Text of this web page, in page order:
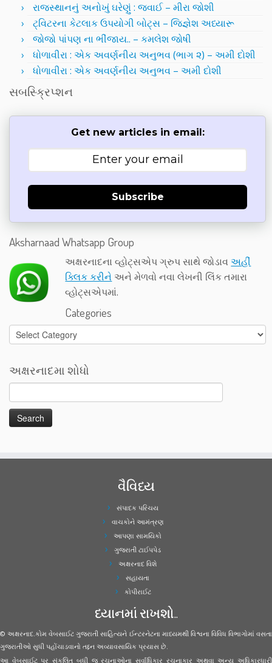
રાજસ્થાનનું અનોખું ઘરેણું : જવાઈ – મીરા જોશી
ટ્વિટરના કેટલાક ઉપયોગી બોટ્સ – જિજ્ઞેશ અધ્યારૂ
જોજો પાંપણ ના ભીંજાય.. – કમલેશ જોષી
ધોળાવીરા : એક અવર્ણનીય અનુભવ (ભાગ ૨) – અમી દોશી
ધોળાવીરા : એક અવર્ણનીય અનુભવ – અમી દોશી
સબસ્ક્રિપ્શન
Get new articles in email:
Subscribe
Aksharnaad Whatsapp Group
અક્ષરનાદના વ્હોટ્સએપ ગ્રુપ સાથે જોડાવઅહીં
ક્લિક કરીને અને મેળવો નવા લેખની લિંક તમારા
વ્હોટ્સએપમાં.
Categories
Categories
અક્ષરનાદમા શોધો
વૈવિધ્ય
સંપાદક પરિચય
વાચકોને આમંત્રણ
આપણા સામયિકો
ગુજરાતી ટાઈપપેડ
અક્ષરનાદ વિશે
સહાયતા
કોપીરાઈટ
ધ્યાનમાં રાખશો..
© અક્ષરનાદ.કોમ વેબસાઈટ ગુજરાતી સાહિત્યને ઈન્ટરનેટના માધ્યમથી વિશ્વના વિવિધ વિભાગોમાં વસતા
ગુજરાતીઓ સુધી પહોંચાડવાનો તદ્દન અવ્યાવસાયિક પ્રયાસ છે.
આ વેબસાઈટ પર સંકલિત બધી જ રચનાઓના સર્વાધિકાર રચનાકાર અથવા અન્ય અધિકારધારી